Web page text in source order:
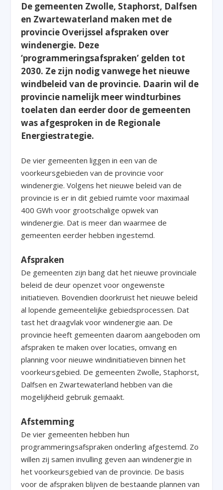
De gemeenten Zwolle, Staphorst, Dalfsen
en Zwartewaterland maken met de
provincie Overijssel afspraken over
windenergie. Deze
‘programmeringsafspraken’ gelden tot
2030. Ze zijn nodig vanwege het nieuwe
windbeleid van de provincie. Daarin wil de
provincie namelijk meer windturbines
toelaten dan eerder door de gemeenten
was afgesproken in de Regionale
Energiestrategie.
De vier gemeenten liggen in een van de
voorkeursgebieden van de provincie voor
windenergie. Volgens het nieuwe beleid van de
provincie is er in dit gebied ruimte voor maximaal
400 GWh voor grootschalige opwek van
windenergie. Dat is meer dan waarmee de
gemeenten eerder hebben ingestemd.
Afspraken
De gemeenten zijn bang dat het nieuwe provinciale
beleid de deur openzet voor ongewenste
initiatieven. Bovendien doorkruist het nieuwe beleid
al lopende gemeentelijke gebiedsprocessen. Dat
tast het draagvlak voor windenergie aan. De
provincie heeft gemeenten daarom aangeboden om
afspraken te maken over locaties, omvang en
planning voor nieuwe windinitiatieven binnen het
voorkeursgebied. De gemeenten Zwolle, Staphorst,
Dalfsen en Zwartewaterland hebben van die
mogelijkheid gebruik gemaakt.
Afstemming
De vier gemeenten hebben hun
programmeringsafspraken onderling afgestemd. Zo
willen zij samen invulling geven aan windenergie in
het voorkeursgebied van de provincie. De basis
voor de afspraken blijven de bestaande plannen van